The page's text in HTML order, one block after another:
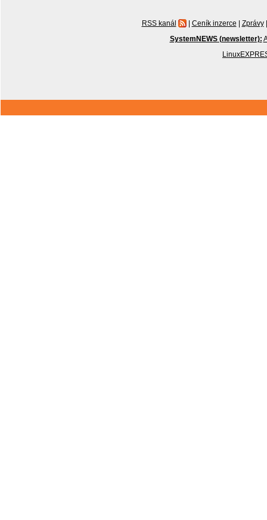
RSS kanál | Ceník inzerce | Zprávy |
SystemNEWS (newsletter):